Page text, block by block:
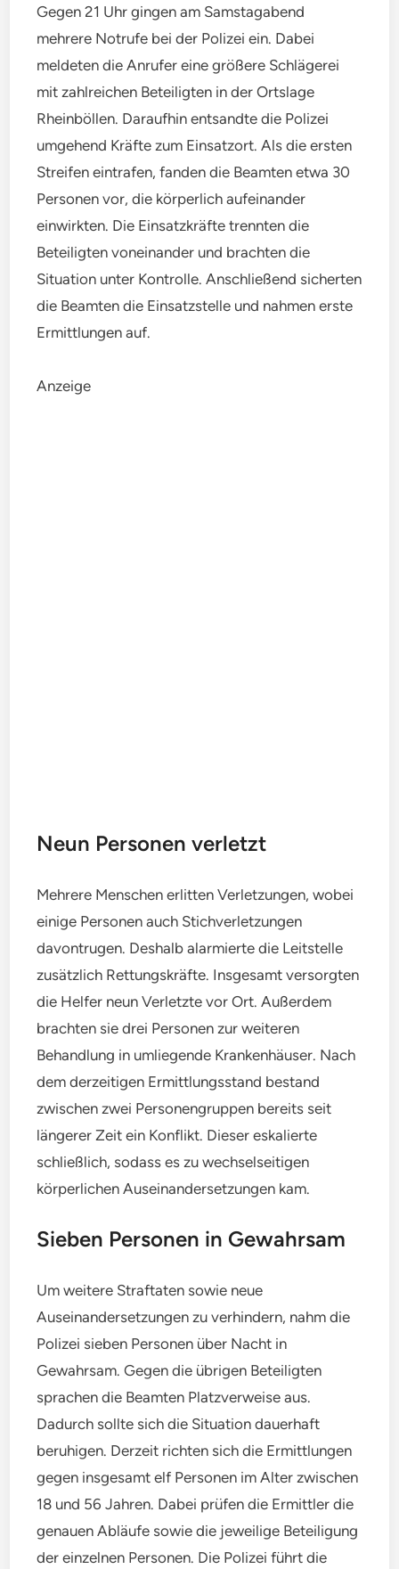
Gegen 21 Uhr gingen am Samstagabend
mehrere Notrufe bei der Polizei ein. Dabei
meldeten die Anrufer eine größere Schlägerei
mit zahlreichen Beteiligten in der Ortslage
Rheinböllen. Daraufhin entsandte die Polizei
umgehend Kräfte zum Einsatzort. Als die ersten
Streifen eintrafen, fanden die Beamten etwa 30
Personen vor, die körperlich aufeinander
einwirkten. Die Einsatzkräfte trennten die
Beteiligten voneinander und brachten die
Situation unter Kontrolle. Anschließend sicherten
die Beamten die Einsatzstelle und nahmen erste
Ermittlungen auf.
Anzeige
Neun Personen verletzt
Mehrere Menschen erlitten Verletzungen, wobei
einige Personen auch Stichverletzungen
davontrugen. Deshalb alarmierte die Leitstelle
zusätzlich Rettungskräfte. Insgesamt versorgten
die Helfer neun Verletzte vor Ort. Außerdem
brachten sie drei Personen zur weiteren
Behandlung in umliegende Krankenhäuser. Nach
dem derzeitigen Ermittlungsstand bestand
zwischen zwei Personengruppen bereits seit
längerer Zeit ein Konflikt. Dieser eskalierte
schließlich, sodass es zu wechselseitigen
körperlichen Auseinandersetzungen kam.
Sieben Personen in Gewahrsam
Um weitere Straftaten sowie neue
Auseinandersetzungen zu verhindern, nahm die
Polizei sieben Personen über Nacht in
Gewahrsam. Gegen die übrigen Beteiligten
sprachen die Beamten Platzverweise aus.
Dadurch sollte sich die Situation dauerhaft
beruhigen. Derzeit richten sich die Ermittlungen
gegen insgesamt elf Personen im Alter zwischen
18 und 56 Jahren. Dabei prüfen die Ermittler die
genauen Abläufe sowie die jeweilige Beteiligung
der einzelnen Personen. Die Polizei führt die